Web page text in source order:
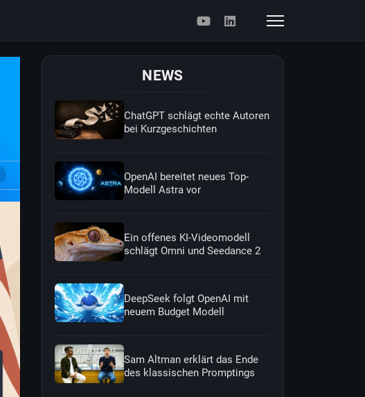
NEWS
ChatGPT schlägt echte Autoren
bei Kurzgeschichten
OpenAI bereitet neues Top-
Modell Astra vor
Ein offenes KI-Videomodell
schlägt Omni und Seedance 2
DeepSeek folgt OpenAI mit
neuem Budget Modell
Sam Altman erklärt das Ende
des klassischen Promptings